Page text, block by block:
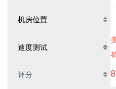
机房位置
速度测试
评分